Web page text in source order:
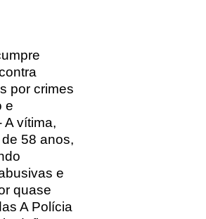
por crimes
e
A vítima,
58 anos,
e
quase
A Polícia